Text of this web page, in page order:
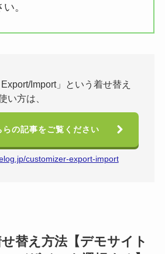
。
Export/Import」という着せ替え
い方は、
らの記事をご覧ください
customizer-export-import
替え方法【デモサイト